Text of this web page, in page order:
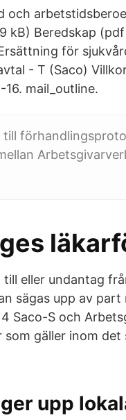
och
kB) Beredskap
för
- T (Saco)
mail_outline.
eller undantag
sägas upp av part
Saco-S och
gäller inom det
upp